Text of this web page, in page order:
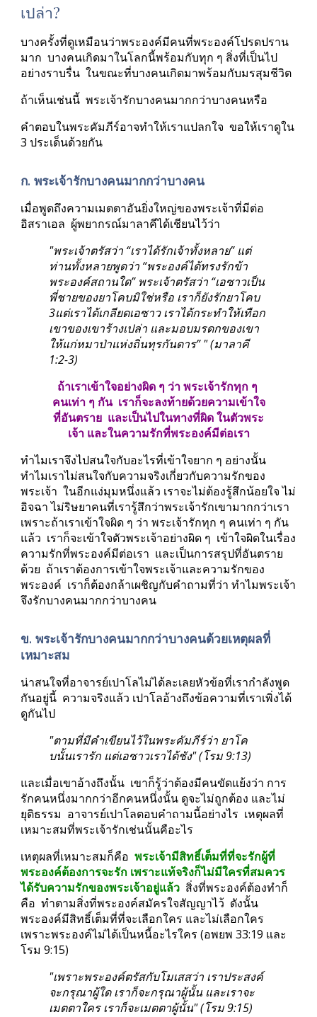
เปล่า?
บางครั้งที่ดูเหมือนว่าพระองค์มีคนที่พระองค์โปรดปราน
มาก  บางคนเกิดมาในโลกนี้พร้อมกับทุก ๆ สิ่งที่เป็นไป
อย่างราบรื่น  ในขณะที่บางคนเกิดมาพร้อมกับมรสุมชีวิต
ถ้าเห็นเช่นนี้  พระเจ้ารักบางคนมากกว่าบางคนหรือ
คำตอบในพระคัมภีร์อาจทำให้เราแปลกใจ  ขอให้เราดูใน
3 ประเด็นด้วยกัน
ก. พระเจ้ารักบางคนมากกว่าบางคน
เมื่อพูดถึงความเมตตาอันยิ่งใหญ่ของพระเจ้าที่มีต่อ
อิสราเอล  ผู้พยากรณ์มาลาคีได้เชียนไว้ว่า
"พระเจ้าตรัสว่า “เราได้รักเจ้าทั้งหลาย” แต่
ท่านทั้งหลายพูดว่า “พระองค์ได้ทรงรักข้า
พระองค์สถานใด” พระเจ้าตรัสว่า “เอซาวเป็น
พี่ชายของยาโคบมิใช่หรือ เราก็ยังรักยาโคบ
3แต่เราได้เกลียดเอซาว เราได้กระทำให้เทือก
เขาของเขาร้างเปล่า และมอบมรดกของเขา
ให้แก่หมาป่าแห่งถิ่นทุรกันดาร” " (มาลาคี
1:2-3)
ถ้าเราเข้าใจอย่างผิด ๆ ว่า พระเจ้ารักทุก ๆ
คนเท่า ๆ กัน  เราก็จะลงท้ายด้วยความเข้าใจ
ที่อันตราย  และเป็นไปในทางที่ผิด ในตัวพระ
เจ้า และในความรักที่พระองค์มีต่อเรา
ทำไมเราจึงไปสนใจกับอะไรที่เข้าใจยาก ๆ อย่างนั้น
ทำไมเราไม่สนใจกับความจริงเกี่ยวกับความรักของ
พระเจ้า  ในอีกแง่มุมหนึ่งแล้ว เราจะไม่ต้องรู้สึกน้อยใจ ไม่
อิจฉา ไม่ริษยาคนที่เรารู้สึกว่าพระเจ้ารักเขามากกว่าเรา
เพราะถ้าเราเข้าใจผิด ๆ ว่า พระเจ้ารักทุก ๆ คนเท่า ๆ กัน
แล้ว  เราก็จะเข้าใจตัวพระเจ้าอย่างผิด ๆ  เข้าใจผิดในเรื่อง
ความรักที่พระองค์มีต่อเรา  และเป็นการสรุปที่อันตราย
ด้วย  ถ้าเราต้องการเข้าใจพระเจ้าและความรักของ
พระองค์  เราก็ต้องกล้าเผชิญกับคำถามที่ว่า ทำไมพระเจ้า
จึงรักบางคนมากกว่าบางคน
ข. พระเจ้ารักบางคนมากกว่าบางคนด้วยเหตุผลที่
เหมาะสม
น่าสนใจที่อาจารย์เปาโลไม่ได้ละเลยหัวข้อที่เรากำลังพูด
กันอยู่นี้  ความจริงแล้ว เปาโลอ้างถึงข้อความที่เราเพิ่งได้
ดูกันไป
"ตามที่มีคำเขียนไว้ในพระคัมภีร์ว่า ยาโค
บนั้นเรารัก แต่เอซาวเราได้ชัง" (โรม 9:13)
และเมื่อเขาอ้างถึงนั้น  เขาก็รู้ว่าต้องมีคนขัดแย้งว่า การ
รักคนหนึ่งมากกว่าอีกคนหนึ่งนั้น ดูจะไม่ถูกต้อง และไม่
ยุติธรรม  อาจารย์เปาโลตอบคำถามนี้อย่างไร  เหตุผลที่
เหมาะสมที่พระเจ้ารักเช่นนั้นคือะไร
เหตุผลที่เหมาะสมก็คือ พระเจ้ามีสิทธิ์เต็มที่ที่จะรักผู้ที่
พระองค์ต้องการจะรัก เพราะแท้จริงก็ไม่มีใครที่สมควร
ได้รับความรักของพระเจ้าอยู่แล้ว สิ่งที่พระองค์ต้องทำก็
คือ  ทำตามสิ่งที่พระองค์สมัครใจสัญญาไว้  ดังนั้น
พระองค์มีสิทธิ์เต็มที่ที่จะเลือกใคร และไม่เลือกใคร
เพราะพระองค์ไม่ได้เป็นหนี้อะไรใคร (อพยพ 33:19 และ
โรม 9:15)
"เพราะพระองค์ตรัสกับโมเสสว่า เราประสงค์
จะกรุณาผู้ใด เราก็จะกรุณาผู้นั้น และเราจะ
เมตตาใคร เราก็จะเมตตาผู้นั้น" (โรม 9:15)